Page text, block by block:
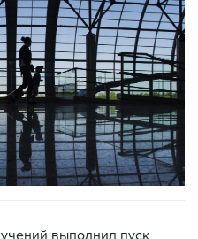
залива